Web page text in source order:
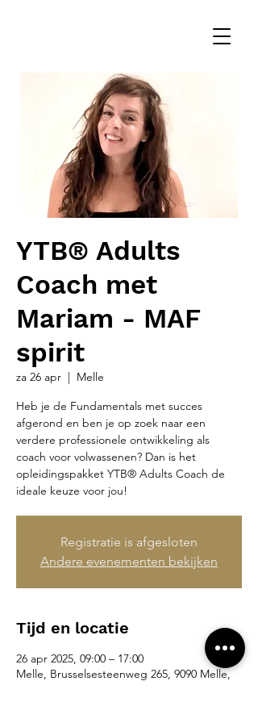
YTB® Adults
Coach met
Mariam - MAF
spirit
za 26 apr
  |
Melle
Heb je de Fundamentals met succes
afgerond en ben je op zoek naar een
verdere professionele ontwikkeling als
coach voor volwassenen? Dan is het
opleidingspakket YTB® Adults Coach de
ideale keuze voor jou!
Registratie is afgesloten
Andere evenementen bekijken
Tijd en locatie
26 apr 2025, 09:00 – 17:00
Melle, Brusselsesteenweg 265, 9090 Melle,